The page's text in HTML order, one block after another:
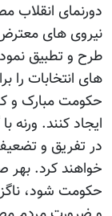
دورنمای انقلاب
نیروی های معترض
طرح و تطبیق
های انتخابات را
حکومت مبارک و
ایجاد کنند.
در تفریق و
خواهند کرد.
حکومت شود،